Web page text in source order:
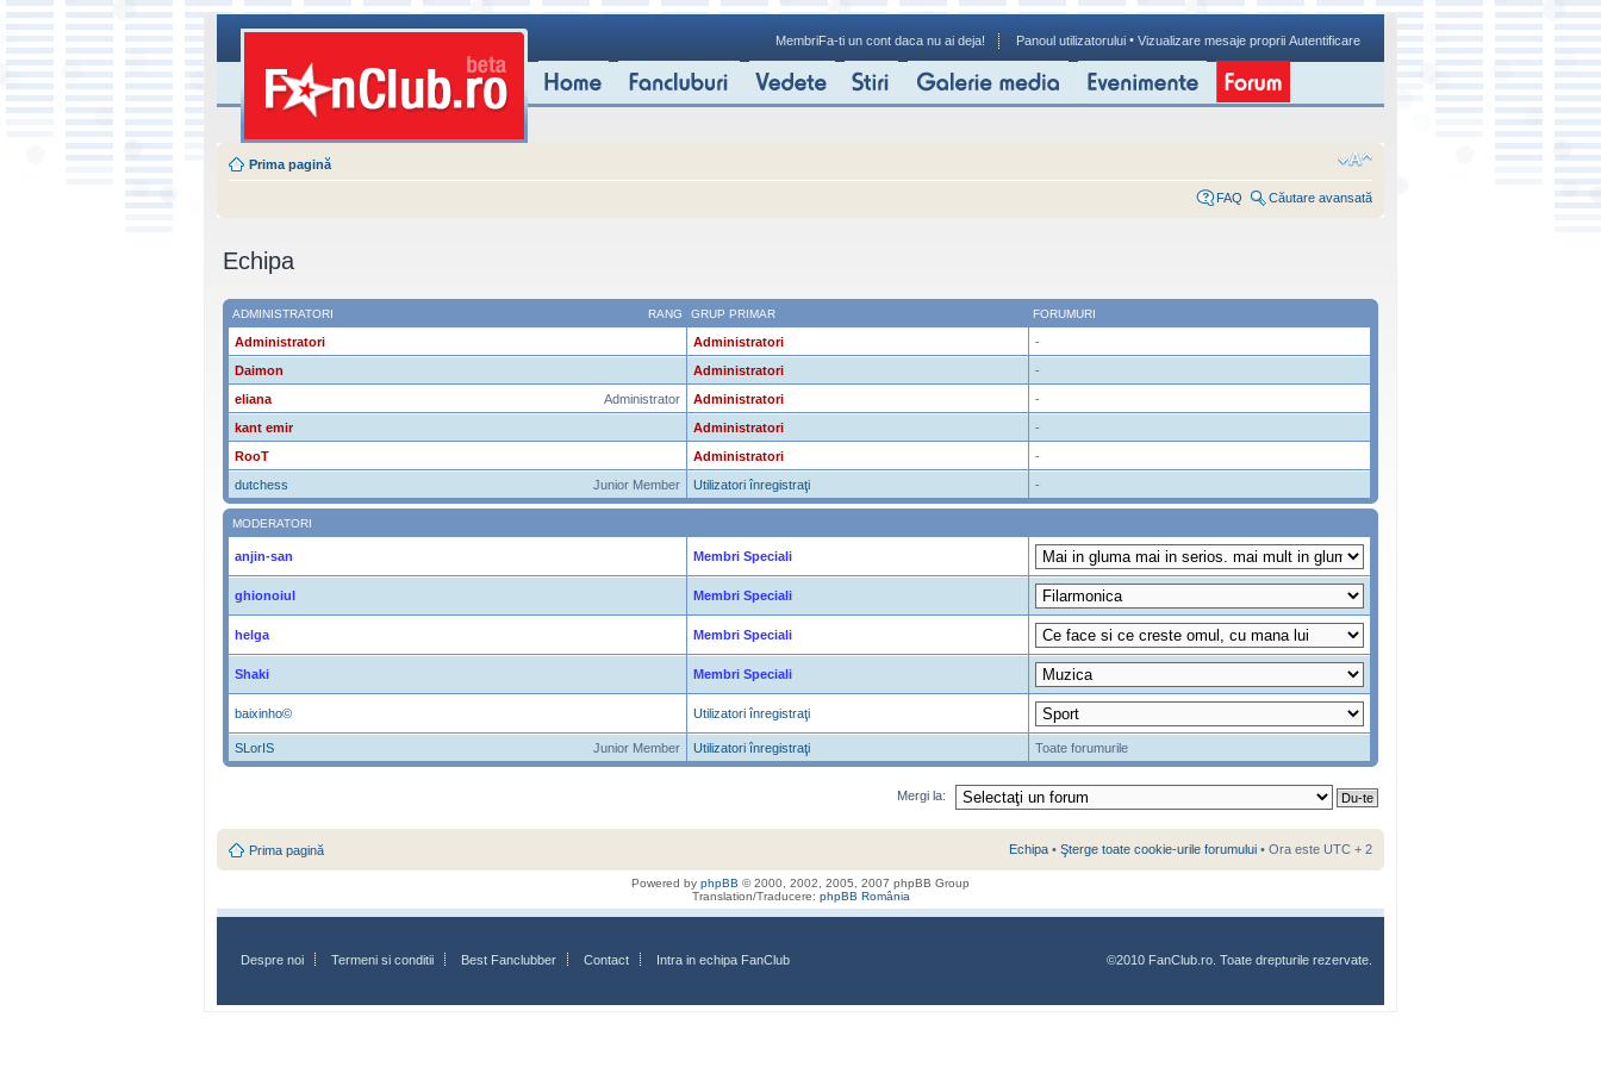
MembriFa-ti un cont daca nu ai deja! Panoul utilizatorului • Vizualizare mesaje proprii Autentificare
Prima pagină
FAQ Căutare avansată
Echipa
RANG
ADMINISTRATORI GRUP PRIMAR FORUMURI
Administratori Administratori
-
Daimon
Administratori
-
Administrator
eliana Administratori
-
kant emir
Administratori
-
RooT
Administratori
-
Junior Member
dutchess Utilizatori înregistraţi -
MODERATORI
anjin-san Membri Speciali
ghionoiul Membri Speciali
helga Membri Speciali
Shaki Membri Speciali
baixinho© Utilizatori înregistraţi
Junior Member
SLorIS Utilizatori înregistraţi Toate forumurile
Mergi la:
Prima pagină Echipa • Şterge toate cookie-urile forumului • Ora este UTC + 2
Powered by phpBB © 2000, 2002, 2005, 2007 phpBB Group
Translation/Traducere: phpBB România
Despre noi Termeni si conditii Best Fanclubber Contact Intra in echipa FanClub ©2010 FanClub.ro. Toate drepturile rezervate.